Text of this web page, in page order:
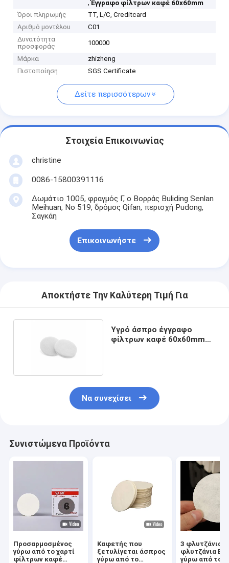
,Έγγραφο φίλτρων καφέ 60x60mm
Όροι πληρωμής
TT, L/C, Creditcard
Αριθμό μοντέλου
C01
Δυνατότητα
προσφοράς
100000
Μάρκα
zhizheng
Πιστοποίηση
SGS Certificate
Δείτε περισσότερων
Στοιχεία Επικοινωνίας
christine
0086-15800391116
Δωμάτιο 1005, φραγμός Γ, ο Βορράς Buliding Senlan
Meihuan, Νο 519, δρόμος Qifan, περιοχή Pudong,
Σαγκάη
Επικοινωνήστε
Αποκτήστε Την Καλύτερη Τιμή Για
Υγρό άσπρο έγγραφο
φίλτρων καφέ 60x60mm
Να συνεχίσει
Συνιστώμενα Προϊόντα
Προσαρμοσμένος
γύρω από το χαρτί
φίλτρων καφέ
Καφετής που
ξετυλίγεται άσπρος
γύρω από το
3 φλυτζάνια 6
φλυτζάνια
γύρω από το